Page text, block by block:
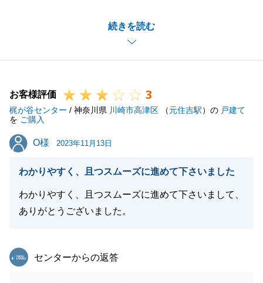
続きを読む
お取引をお任せいただき心より感謝申し上げます。
至らないところもあったかと存じますが、担当のみな
らずチームとしての活動を評価していただき有難うご
ご新居での生活がより良いものになりますことを、願
っております。
今後とも、変わらぬご愛顧のほど何卒宜しくお願いい
たします。
閉じる
お客様評価 3
梶が谷センター / 神奈川県 川崎市高津区 （元住吉駅）の 戸建て
を ご購入
O様
O様 2023年11月13日
わかりやすく、且つスムーズに進めて下さいました
わかりやすく、且つスムーズに進めて下さいまして、
ありがとうございました。
東急リバブル
センターからの返答